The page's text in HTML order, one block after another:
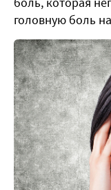
головную боль